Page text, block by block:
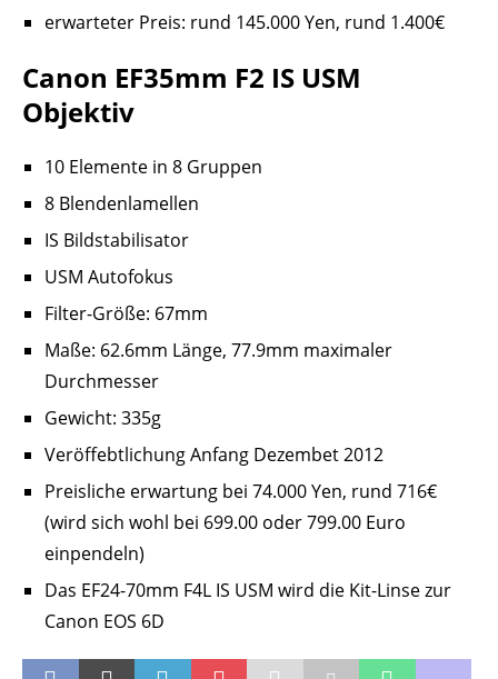
erwarteter Preis: rund 145.000 Yen, rund 1.400€
Canon EF35mm F2 IS USM
Objektiv
10 Elemente in 8 Gruppen
8 Blendenlamellen
IS Bildstabilisator
USM Autofokus
Filter-Größe: 67mm
Maße: 62.6mm Länge, 77.9mm maximaler
Durchmesser
Gewicht: 335g
Veröffebtlichung Anfang Dezembet 2012
Preisliche erwartung bei 74.000 Yen, rund 716€
(wird sich wohl bei 699.00 oder 799.00 Euro
einpendeln)
Das EF24-70mm F4L IS USM wird die Kit-Linse zur
Canon EOS 6D